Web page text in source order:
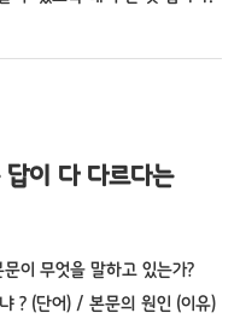
이 다 다르다는
이 무엇을 말하고 있는가?
? (단어) / 본문의 원인 (이유)